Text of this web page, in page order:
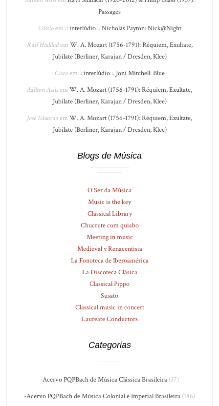
Passages
Cássioem .: interlúdio :. Nicholas Payton: Nick@Night
Raif Haddadem W. A. Mozart (1756-1791): Réquiem, Exultate,
Jubilate (Berliner, Karajan / Dresden, Klee)
Ciscoem .: interlúdio :. Joni Mitchell: Blue
Adilson Assisem W. A. Mozart (1756-1791): Réquiem, Exultate,
Jubilate (Berliner, Karajan / Dresden, Klee)
José Eduardoem W. A. Mozart (1756-1791): Réquiem, Exultate,
Jubilate (Berliner, Karajan / Dresden, Klee)
Blogs de Música
O Ser da Música
Music is the key
Classical Library
Chucrute com quiabo
Meeting in music
Medieval y Renacentista
La Fonoteca de Iberoamérica
La Discoteca Clásica
Classical Pippo
Susato
Classical music in concert
Laureate Conductors
Categorias
-Acervo PQPBach de Música Clássica Brasileira (37)
-Acervo PQPBach de Música Colonial e Imperial Brasileira (186)